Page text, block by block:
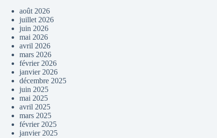
août 2026
juillet 2026
juin 2026
mai 2026
avril 2026
mars 2026
février 2026
janvier 2026
décembre 2025
juin 2025
mai 2025
avril 2025
mars 2025
février 2025
janvier 2025